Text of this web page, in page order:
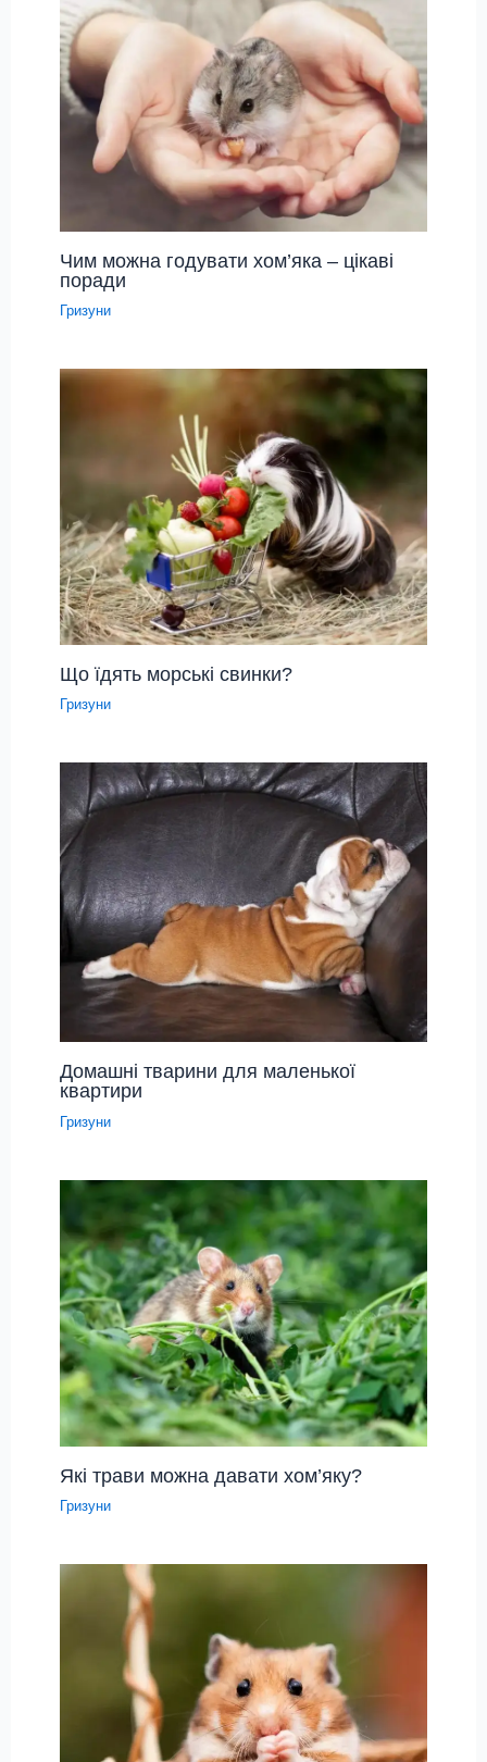
Чим можна годувати хом’яка – цікаві
поради
Гризуни
Що їдять морські свинки?
Гризуни
Домашні тварини для маленької
квартири
Гризуни
Які трави можна давати хом’яку?
Гризуни